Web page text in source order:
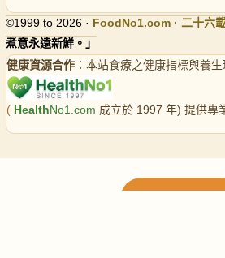
©1999 to 2026 · FoodNo1.com · 二十六
煮意永遠新鮮。」
健康資源合作 ：本站食療之健康指標與養
( HealthNo1.com 成立於 1997 年) 提供專